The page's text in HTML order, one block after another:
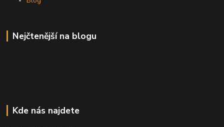
Nejčtenější na blogu
Kde nás najdete